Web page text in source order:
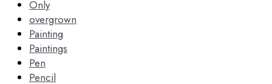
Only
overgrown
Painting
Paintings
Pen
Pencil